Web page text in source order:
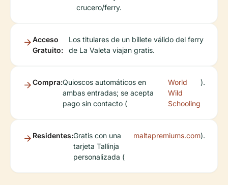
crucero/ferry.
Acceso
Gratuito:
Los titulares de un billete válido del ferry
de La Valeta viajan gratis.
Compra:Quioscos automáticos en
ambas entradas; se acepta
pago sin contacto (
World
Wild
Schooling
).
Residentes:Gratis con una
tarjeta Tallinja
personalizada (
maltapremiums.com).